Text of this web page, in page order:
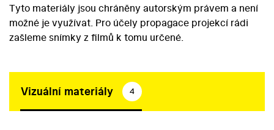
Tyto materiály jsou chráněny autorským právem a není
možné je využívat. Pro účely propagace projekcí rádi
zašleme snímky z filmů k tomu určené.
Vizuální materiály 4